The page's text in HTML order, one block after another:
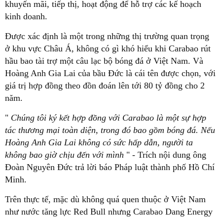
khuyến mãi, tiếp thị, hoạt động để hỗ trợ các kế hoạch
kinh doanh.
Được xác định là một trong những thị trường quan trọng
ở khu vực Châu Á, không có gì khó hiểu khi Carabao rút
hầu bao tài trợ một câu lạc bộ bóng đá ở Việt Nam. Và
Hoàng Anh Gia Lai của bầu Đức là cái tên được chọn, với
giá trị hợp đồng theo đồn đoán lên tới 80 tỷ đồng cho 2
năm.
" Chúng tôi ký kết hợp đồng với Carabao là một sự hợp
tác thương mại toàn diện, trong đó bao gồm bóng đá. Nếu
Hoàng Anh Gia Lai không có sức hấp dẫn, người ta
không bao giờ chịu đến với mình " - Trích nội dung ông
Đoàn Nguyên Đức trả lời báo Pháp luật thành phố Hồ Chí
Minh.
Trên thực tế, mặc dù không quá quen thuộc ở Việt Nam
như nước tăng lực Red Bull nhưng Carabao Dang Energy